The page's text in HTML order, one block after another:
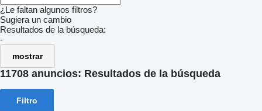
¿Le faltan algunos filtros?
Sugiera un cambio
Resultados de la búsqueda:
-
mostrar
11708 anuncios: Resultados de la búsqueda
Filtro